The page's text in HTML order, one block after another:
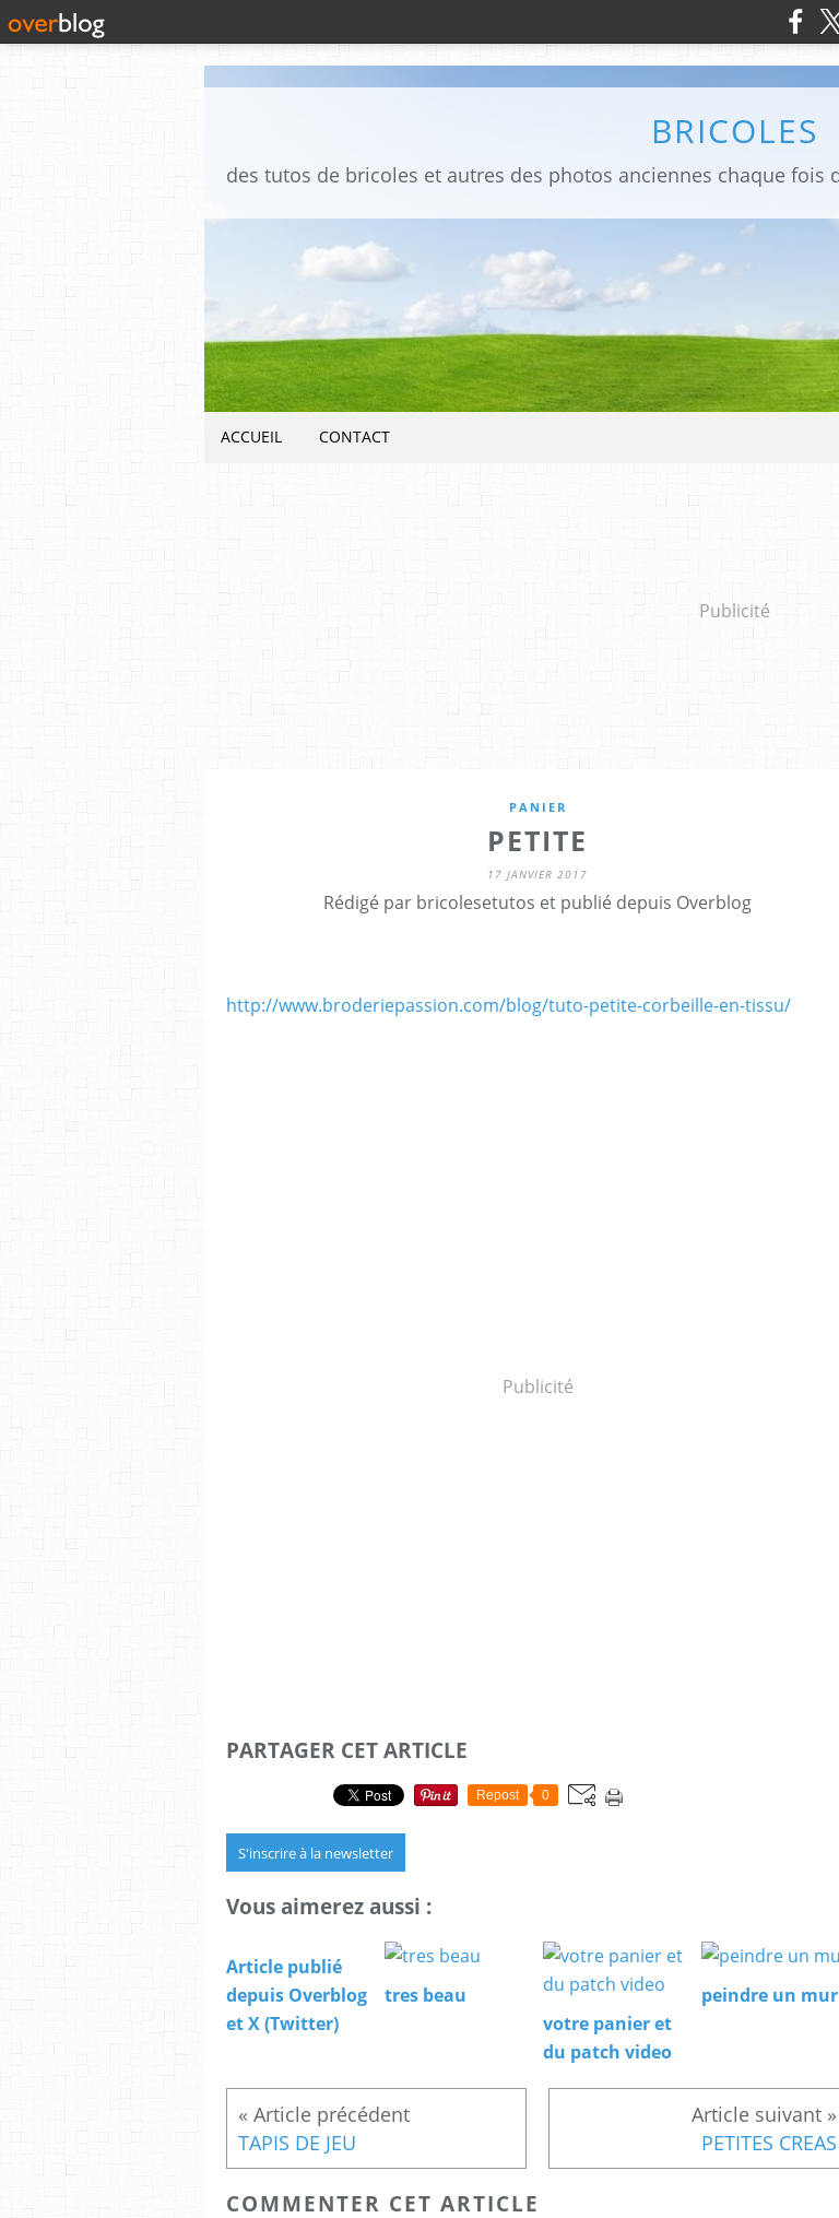
BRICOLES
ACCUEIL CONTACT
Publicité
PANIER
PETITE
17 JANVIER 2017
Rédigé par bricolesetutos et publié depuis Overblog
http://www.broderiepassion.com/blog/tuto-petite-corbeille-en-tissu/
Publicité
PARTAGER CET ARTICLE
Repost 0
S'inscrire à la newsletter
Vous aimerez aussi :
Article publié
depuis Overblog
et X (Twitter)
tres beau
votre panier et
du patch video
peindre un mur
TAPIS DE JEU PETITES CREAS
COMMENTER CET ARTICLE